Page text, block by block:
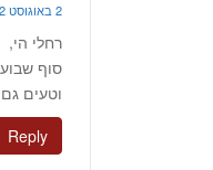
2 באוגוסט 2012 at 17:33
רחלי הי,
סוף
וטעים
Reply